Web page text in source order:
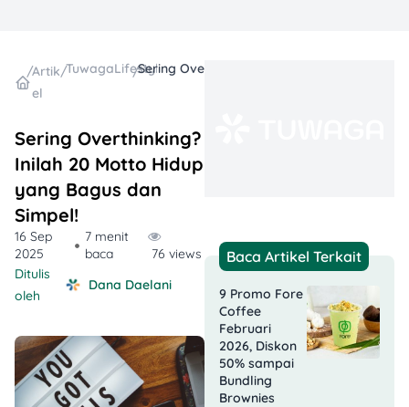
/Artik
el
/TuwagaLifestyle
/
Sering Overthinking?
Inilah 20 Motto Hidup
yang Bagus dan
Simpel!
16 Sep
2025
7 menit
baca
76 views
Ditulis
oleh
Dana Daelani
Baca Artikel Terkait
9 Promo Fore
Coffee
Februari
2026, Diskon
50% sampai
Bundling
Brownies